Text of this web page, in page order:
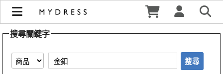
【金釦】搜尋結果 | MYDRESS 時裳韓風
搜尋關鍵字
搜尋